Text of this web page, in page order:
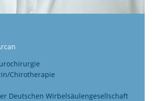
Chirotherapie
Deutschen Wirbelsäulengesellschaft